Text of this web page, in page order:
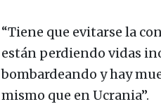
“Tiene que evitarse la
están perdiendo vidas
bombardeando y hay
mismo que en Ucrania”.